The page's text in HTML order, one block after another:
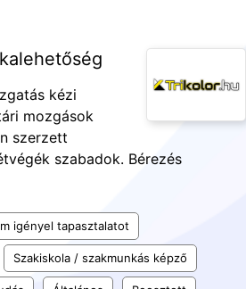
kézi
mozgások
szerzett
szabadok. Bérezés
igényel tapasztalatot
Szakiskola / szakmunkás képző